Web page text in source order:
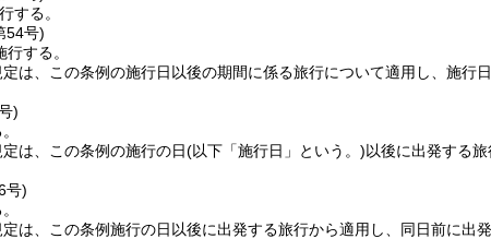
する。
54号)
する。
は、この条例の施行日以後の期間に係る旅行について適用し、施行
)
は、この条例の施行の日(以下「施行日」という。)以後に出発する
号)
は、この条例施行の日以後に出発する旅行から適用し、同日前に出